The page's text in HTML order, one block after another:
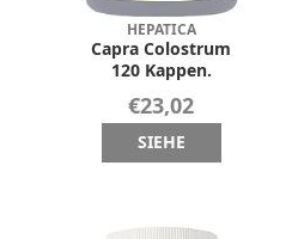
HEPATICA
Capra Colostrum
120 Kappen.
€23,02
SIEHE